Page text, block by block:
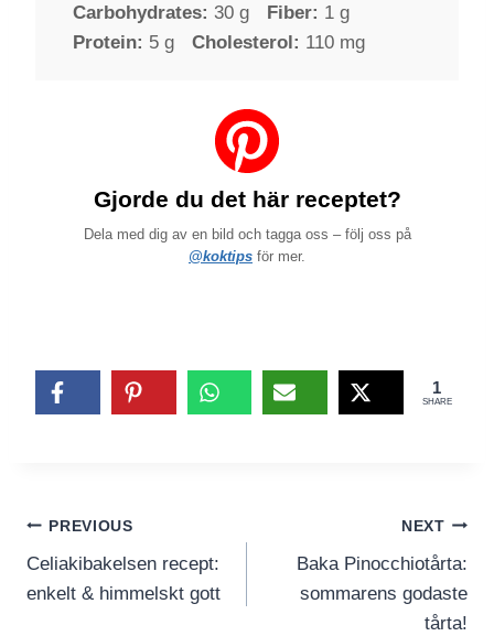
Carbohydrates: 30 g Fiber: 1 g
Protein: 5 g Cholesterol: 110 mg
Gjorde du det här receptet?
Dela med dig av en bild och tagga oss – följ oss på
@koktips för mer.
1
SHARE
Inläggsnavigering
PREVIOUS
Celiakibakelsen recept:
enkelt & himmelskt gott
NEXT
Baka Pinocchiotårta:
sommarens godaste
tårta!